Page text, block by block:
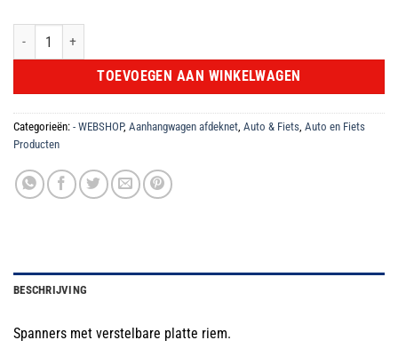
Spanners met verstelbare platte riem 130 kg aantal
TOEVOEGEN AAN WINKELWAGEN
Categorieën: - WEBSHOP, Aanhangwagen afdeknet, Auto & Fiets, Auto en Fiets
Producten
BESCHRIJVING
Spanners met verstelbare platte riem.